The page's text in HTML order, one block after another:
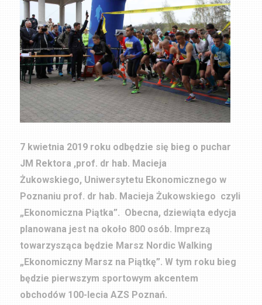
7 kwietnia 2019 roku odbędzie się bieg o puchar
JM Rektora ,prof. dr hab. Macieja
Żukowskiego, Uniwersytetu Ekonomicznego w
Poznaniu prof. dr hab. Macieja Żukowskiego czyli
„Ekonomiczna Piątka”. Obecna, dziewiąta edycja
planowana jest na około 800 osób. Imprezą
towarzysząca będzie Marsz Nordic Walking
„Ekonomiczny Marsz na Piątkę”. W tym roku bieg
będzie pierwszym sportowym akcentem
obchodów 100-lecia AZS Poznań.